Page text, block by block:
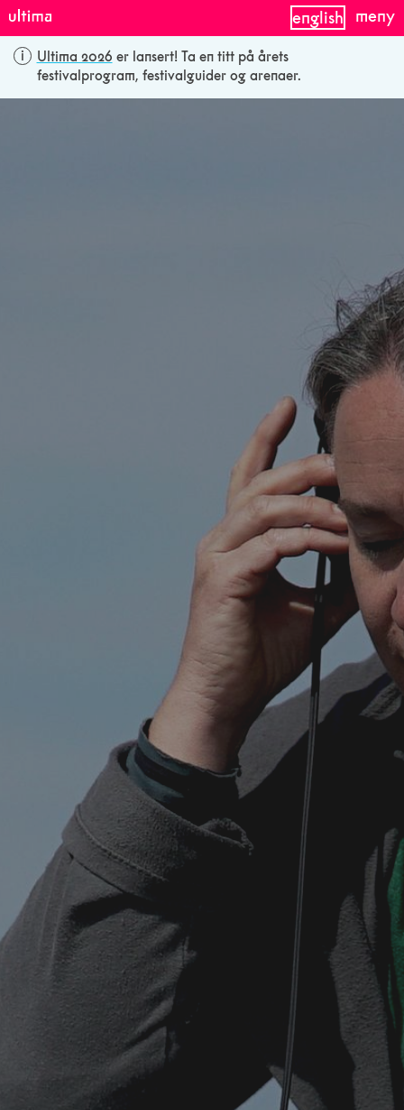
Ultima 2026 er lansert! Ta en titt på årets
festivalprogram, festivalguider og arenaer.
english meny